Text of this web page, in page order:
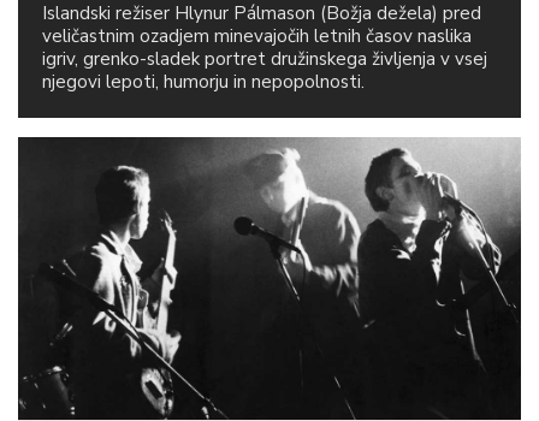
Islandski režiser Hlynur Pálmason (Božja dežela) pred
veličastnim ozadjem minevajočih letnih časov naslika
igriv, grenko-sladek portret družinskega življenja v vsej
njegovi lepoti, humorju in nepopolnosti.